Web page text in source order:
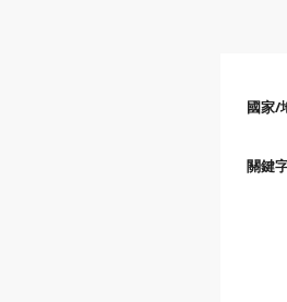
國家/
關鍵